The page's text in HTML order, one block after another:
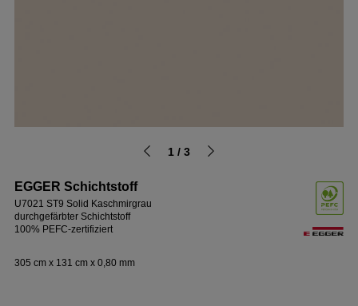
1 / 3
EGGER Schichtstoff
U7021 ST9 Solid Kaschmirgrau
durchgefärbter Schichtstoff
100% PEFC-zertifiziert
305 cm x 131 cm x 0,80 mm